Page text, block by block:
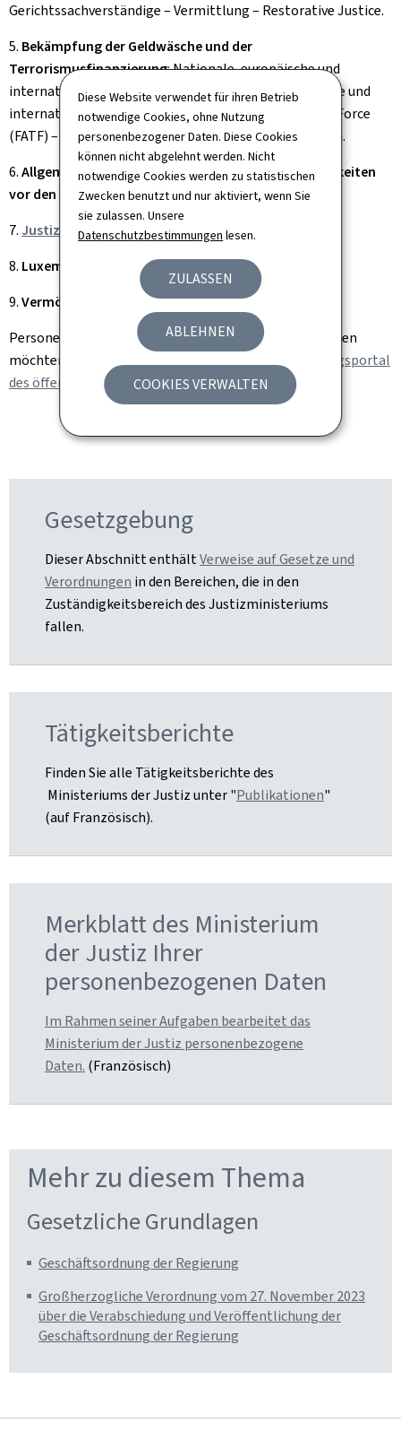
Diese Website verwendet für ihren Betrieb
notwendige Cookies, ohne Nutzung
personenbezogener Daten. Diese Cookies
können nicht abgelehnt werden. Nicht
notwendige Cookies werden zu statistischen
Zwecken benutzt und nur aktiviert, wenn Sie
sie zulassen. Unsere
Datenschutzbestimmungen lesen.
ZULASSEN
ABLEHNEN
COOKIES VERWALTEN
Gerichtssachverständige – Vermittlung – Restorative Justice.
5. Bekämpfung der Geldwäsche und der
Terrorismusfinanzierung: Nationale, europäische und
internationale Koordinierung – Nationale, europäische und
internationale Gesetzgebung – Financial Action Task Force
(FATF) – Nationale Risikobewertungen und Statistiken.
6.Allgemeine Koordinierung der Verwaltungsstreitigkeiten
vor den Verwaltungsgerichten
7. Justizvollzugsverwaltung
8. Luxemburgische Staatsangehörigkeit
9.Vermögensverwaltungsstelle
Personen, die sich beim Ministerium der Justiz bewerben
möchten, sollten ihre Bewerbung über das
Einstellungsportal
des öffentlichen Diensteseinreichen.
Gesetzgebung
Dieser Abschnitt enthältVerweise auf Gesetze und
Verordnungen in den Bereichen, die in den
Zuständigkeitsbereich des Justizministeriums
fallen.
Tätigkeitsberichte
Finden Sie alle Tätigkeitsberichte des
Ministeriums der Justiz unter "Publikationen"
(auf Französisch).
Merkblatt des Ministerium
der Justiz Ihrer
personenbezogenen Daten
Im Rahmen seiner Aufgaben bearbeitet das
Ministerium der Justiz personenbezogene
Daten. (Französisch)
Mehr zu diesem Thema
Gesetzliche Grundlagen
Geschäftsordnung der Regierung
Großherzogliche Verordnung vom 27. November 2023
über die Verabschiedung und Veröffentlichung der
Geschäftsordnung der Regierung